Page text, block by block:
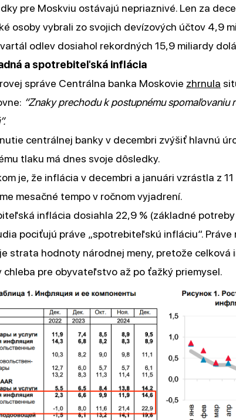
pre Moskviu ostávajú nepriaznivé. Len za
osoby vybrali zo svojich devízových účtov 4,9
odlev dosiahol rekordných 15,9 miliardy
a spotrebiteľská inflácia
správe Centrálna banka Moskovie zhrnula
“Znaky prechodu k postupnému spomaľovaniu
centrálnej banky v decembri zvýšiť hlavnú
tlaku má dnes svoje dôsledky.
je, že inflácia v decembri a januári vzrástla z 11
mesačné tempo v ročnom vyjadrení.
inflácia dosiahla 22,9 % (základné
pociťujú práve „spotrebiteľskú infláciu“.
strata hodnoty národnej meny, pretože celková
chleba pre obyvateľstvo až po ťažký priemysel.